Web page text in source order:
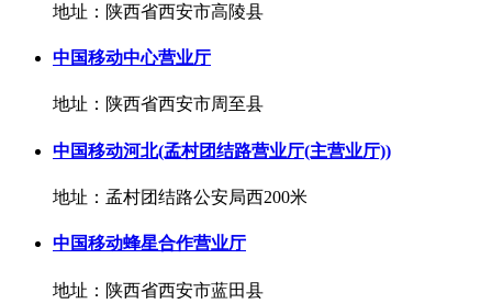
地址：陕西省西安市高陵县
中国移动中心营业厅
地址：陕西省西安市周至县
中国移动河北(孟村团结路营业厅(主营业厅))
地址：孟村团结路公安局西200米
中国移动蜂星合作营业厅
地址：陕西省西安市蓝田县